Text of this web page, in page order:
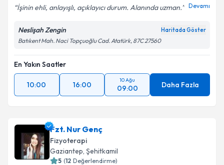
İşinin ehli, anlayışlı, açıklayıcı durum. Alanında uzman. Devamı
Neslişah Zengin Haritada Göster
Batıkent Mah. Naci Topçuoğlu Cad. Atatürk, 87C 27560
En Yakın Saatler
10:00 16:00
10 Ağu
09:00 Daha Fazla
Fzt. Nur Genç
Fizyoterapi
Gaziantep, Şehitkamil
5 (12 Değerlendirme)